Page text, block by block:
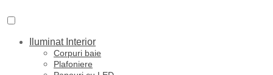
Iluminat Interior
Corpuri baie
Plafoniere